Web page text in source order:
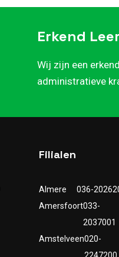
Erkend
Wij zijn een
administratieve
Filialen
Almere
036-
Amersfoort033-
2037001
Amstelveen020-
2247200